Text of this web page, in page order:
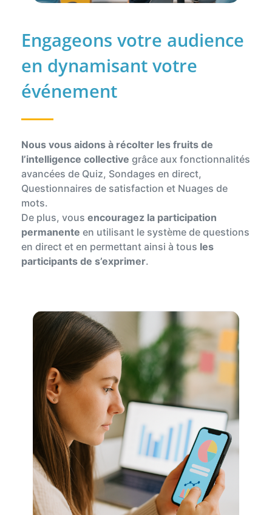
Engageons votre audience
en dynamisant votre
événement
Nous vous aidons à récolter les fruits de
l’intelligence collective grâce aux fonctionnalités
avancées de Quiz, Sondages en direct,
Questionnaires de satisfaction et Nuages de
mots.
De plus, vous encouragez la participation
permanente en utilisant le système de questions
en direct et en permettant ainsi à tous les
participants de s’exprimer.